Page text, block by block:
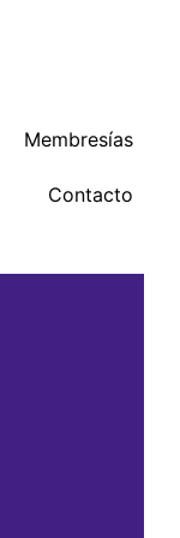
Membresías
Contacto